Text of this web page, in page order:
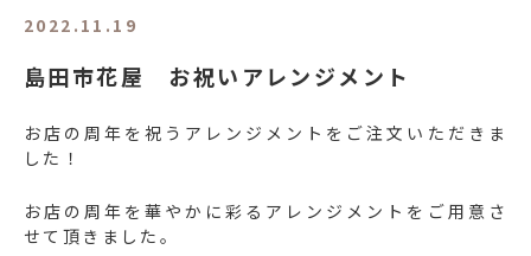
2022.11.19
島田市花屋 お祝いアレンジメント
お店の周年を祝うアレンジメントをご注文いただきま
した！
お店の周年を華やかに彩るアレンジメントをご用意さ
せて頂きました。